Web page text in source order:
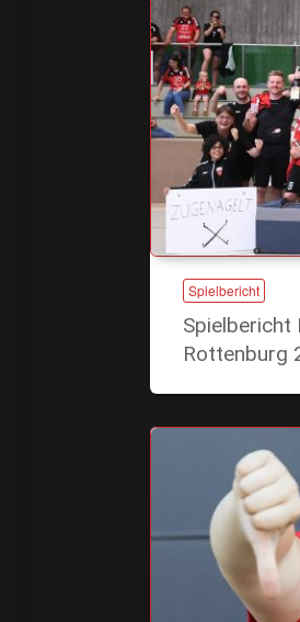
Spielbericht
Spielbericht
Rottenburg